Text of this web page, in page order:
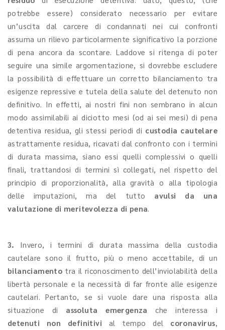
potrebbe essere) considerato necessario per evitare
un’uscita dal carcere di condannati nei cui confronti
assuma un rilievo particolarmente significativo la porzione
di pena ancora da scontare. Laddove si ritenga di poter
seguire una simile argomentazione, si dovrebbe escludere
la possibilità di effettuare un corretto bilanciamento tra
esigenze repressive e tutela della salute del detenuto non
definitivo. In effetti, ai nostri fini non sembrano in alcun
modo assimilabili ai diciotto mesi (od ai sei mesi) di pena
detentiva residua, gli stessi periodi di custodia cautelare
astrattamente residua, ricavati dal confronto con i termini
di durata massima, siano essi quelli complessivi o quelli
finali, trattandosi di termini sì collegati, nel rispetto del
principio di proporzionalità, alla gravità o alla tipologia
delle imputazioni, ma del tutto avulsi da una
valutazione di meritevolezza di pena
3. Invero, i termini di durata massima della custodia
cautelare sono il frutto, più o meno accettabile, di un
bilanciamento tra il riconoscimento dell’inviolabilità della
libertà personale e la necessità di far fronte alle esigenze
cautelari. Pertanto, se si vuole dare una risposta alla
situazione di assoluta emergenza che interessa i
detenuti non definitivi al tempo del coronavirus